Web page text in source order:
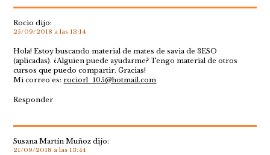
Rocio dijo:
25/09/2018 a las 13:14
Hola! Estoy buscando material de mates de savia de 3ESO
(aplicadas). ¿Alguien puede ayudarme? Tengo material de otros
cursos que puedo compartir. Gracias!
Mi correo es: rociorl_105@hotmail.com
Responder
Susana Martín Muñoz dijo:
21/09/2018 a las 13:44